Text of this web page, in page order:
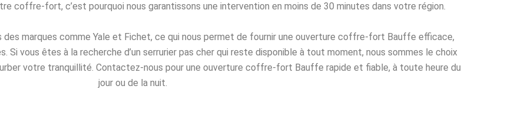
coffre-fort, c’est pourquoi nous garantissons une intervention en moins de 30 minutes dans votre région.
marques comme Yale et Fichet, ce qui nous permet de fournir une ouverture coffre-fort Bauffe efficace,
Si vous êtes à la recherche d’un serrurier pas cher qui reste disponible à tout moment, nous sommes le choix
votre tranquillité. Contactez-nous pour une ouverture coffre-fort Bauffe rapide et fiable, à toute heure du
jour ou de la nuit.